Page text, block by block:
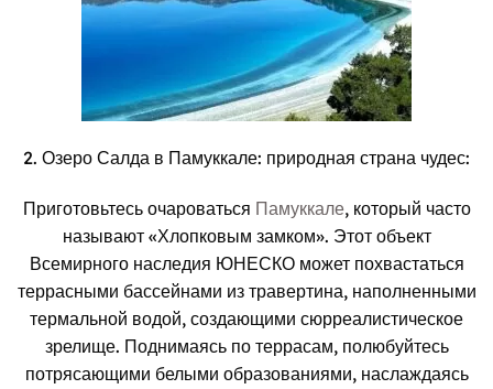
2. Озеро Салда в Памуккале: природная страна чудес:
Приготовьтесь очароваться Памуккале, который часто
называют «Хлопковым замком». Этот объект
Всемирного наследия ЮНЕСКО может похвастаться
террасными бассейнами из травертина, наполненными
термальной водой, создающими сюрреалистическое
зрелище. Поднимаясь по террасам, полюбуйтесь
потрясающими белыми образованиями, наслаждаясь